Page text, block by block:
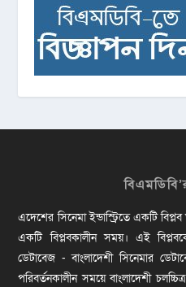
এদেশের সিনেমা ইন্ডাস্ট্রিতে একটি
একটি বিপ্লবকালীন সময়। এই
ডেটাবেজ - বাংলাদেশী সিনেমার
পরিবর্তনকালীন সময়ে বাংলাদেশী